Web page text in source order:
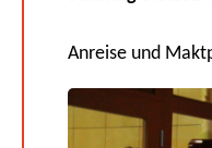
Anreise und